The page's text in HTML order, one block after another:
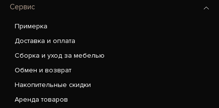
Сервис
Примерка
Доставка и оплата
Сборка и уход за мебелью
Обмен и возврат
Накопительные скидки
Аренда товаров